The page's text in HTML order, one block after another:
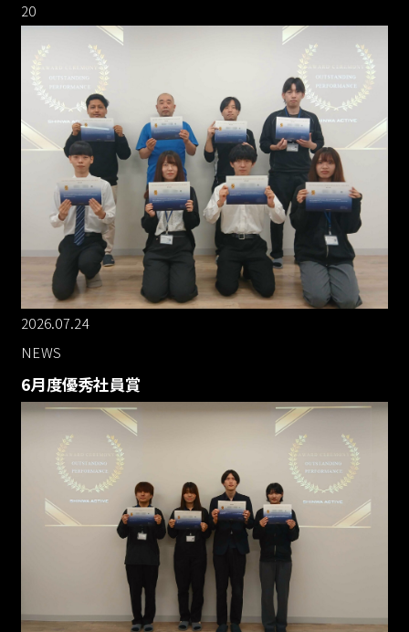
20
2026.07.24
NEWS
6月度優秀社員賞